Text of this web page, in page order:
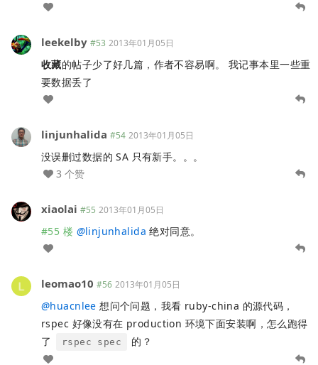
leekelby #53 2013年01月05日
收藏的帖子少了好几篇，作者不容易啊。 我记事本里一些重
要数据丢了
linjunhalida #54 2013年01月05日
没误删过数据的 SA 只有新手。。。
3 个赞
xiaolai #55 2013年01月05日
#55 楼 @linjunhalida 绝对同意。
leomao10 #56 2013年01月05日
@huacnlee 想问个问题，我看 ruby-china 的源代码，
rspec 好像没有在 production 环境下面安装啊，怎么跑得
了
rspec spec 的？